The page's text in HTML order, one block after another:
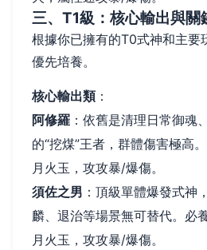
三、T1級：核心輸出與關
根據你已擁有的T0式神和主要
優先培養。
核心輸出類：
阿修羅 ：依舊是清理日常御魂
的“挖煤”王者，群體傷害極高
月火玉，攻攻暴/爆傷。
須佐之男 ：頂級單體爆發式神
麟、退治等場景無可替代。必
月火玉，攻攻暴/爆傷。